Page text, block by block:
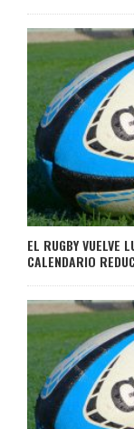
EL RUGBY VUELVE
CALENDARIO